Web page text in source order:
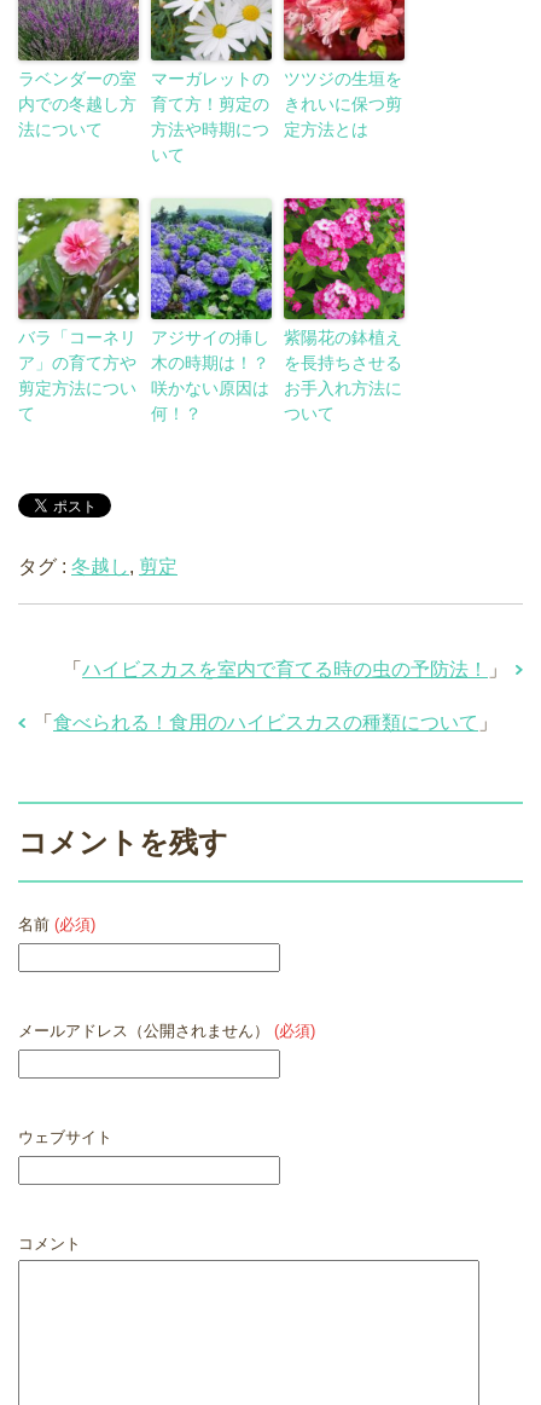
ラベンダーの室
内での冬越し方
法について
マーガレットの
育て方！剪定の
方法や時期につ
いて
ツツジの生垣を
きれいに保つ剪
定方法とは
バラ「コーネリ
ア」の育て方や
剪定方法につい
て
アジサイの挿し
木の時期は！？
咲かない原因は
何！？
紫陽花の鉢植え
を長持ちさせる
お手入れ方法に
ついて
タグ : 冬越し, 剪定
「 ハイビスカスを室内で育てる時の虫の予防法！ 」
「 食べられる！食用のハイビスカスの種類について 」
コメントを残す
名前 (必須)
メールアドレス（公開されません） (必須)
ウェブサイト
コメント